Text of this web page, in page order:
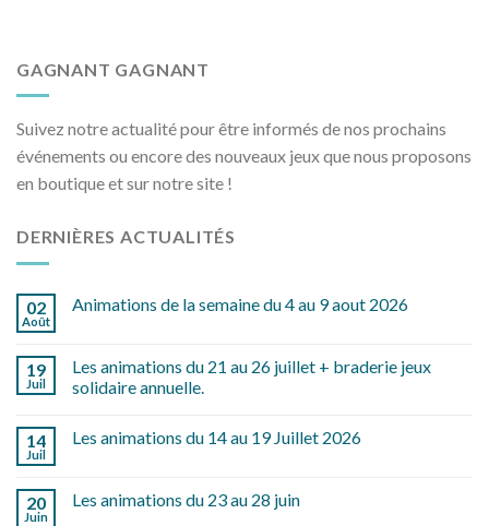
GAGNANT GAGNANT
Suivez notre actualité pour être informés de nos prochains
événements ou encore des nouveaux jeux que nous proposons
en boutique et sur notre site !
DERNIÈRES ACTUALITÉS
02
Août
Animations de la semaine du 4 au 9 aout 2026
19
Juil
Les animations du 21 au 26 juillet + braderie jeux
solidaire annuelle.
14
Juil
Les animations du 14 au 19 Juillet 2026
20
Juin
Les animations du 23 au 28 juin